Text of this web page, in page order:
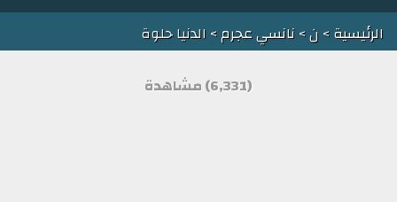
الرئيسية> ن>نانسي عجرم> الدنيا حلوة
(6,331) مشاهدة